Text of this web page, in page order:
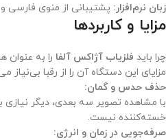
زبان نرم‌افزار: پشتیبانی از منوی فارسی
مزایا و کاربردها
چرا باید فلزیاب آژاکس آلفا را به عنوان
مزایای این دستگاه آن را از رقبا بی‌نیاز
حذف حدس و گمان:
با مشاهده تصویر سه بعدی، دیگر نیازی
خسته‌کننده نیست.
صرفه‌جویی در زمان و انرژی: